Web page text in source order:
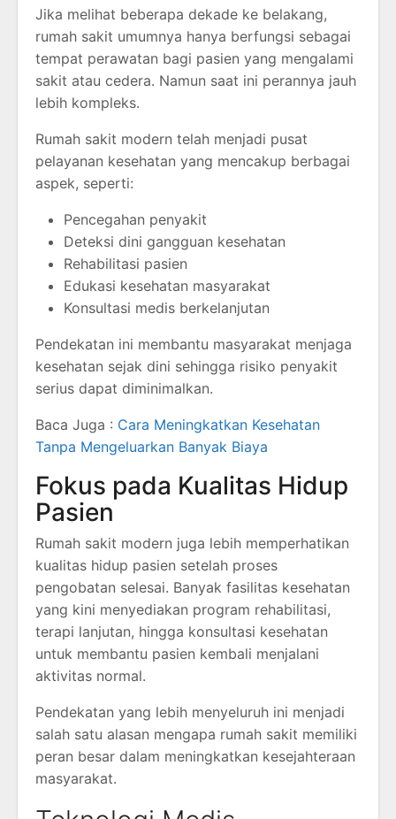
Jika melihat beberapa dekade ke belakang,
rumah sakit umumnya hanya berfungsi sebagai
tempat perawatan bagi pasien yang mengalami
sakit atau cedera. Namun saat ini perannya jauh
lebih kompleks.
Rumah sakit modern telah menjadi pusat
pelayanan kesehatan yang mencakup berbagai
aspek, seperti:
Pencegahan penyakit
Deteksi dini gangguan kesehatan
Rehabilitasi pasien
Edukasi kesehatan masyarakat
Konsultasi medis berkelanjutan
Pendekatan ini membantu masyarakat menjaga
kesehatan sejak dini sehingga risiko penyakit
serius dapat diminimalkan.
Baca Juga : Cara Meningkatkan Kesehatan
Tanpa Mengeluarkan Banyak Biaya
Fokus pada Kualitas Hidup
Pasien
Rumah sakit modern juga lebih memperhatikan
kualitas hidup pasien setelah proses
pengobatan selesai. Banyak fasilitas kesehatan
yang kini menyediakan program rehabilitasi,
terapi lanjutan, hingga konsultasi kesehatan
untuk membantu pasien kembali menjalani
aktivitas normal.
Pendekatan yang lebih menyeluruh ini menjadi
salah satu alasan mengapa rumah sakit memiliki
peran besar dalam meningkatkan kesejahteraan
masyarakat.